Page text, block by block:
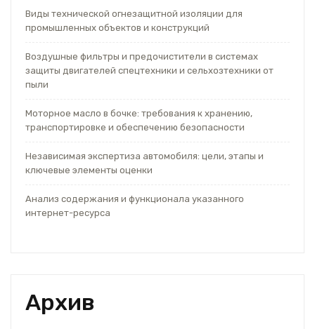
Виды технической огнезащитной изоляции для
промышленных объектов и конструкций
Воздушные фильтры и предочистители в системах
защиты двигателей спецтехники и сельхозтехники от
пыли
Моторное масло в бочке: требования к хранению,
транспортировке и обеспечению безопасности
Независимая экспертиза автомобиля: цели, этапы и
ключевые элементы оценки
Анализ содержания и функционала указанного
интернет-ресурса
Архив